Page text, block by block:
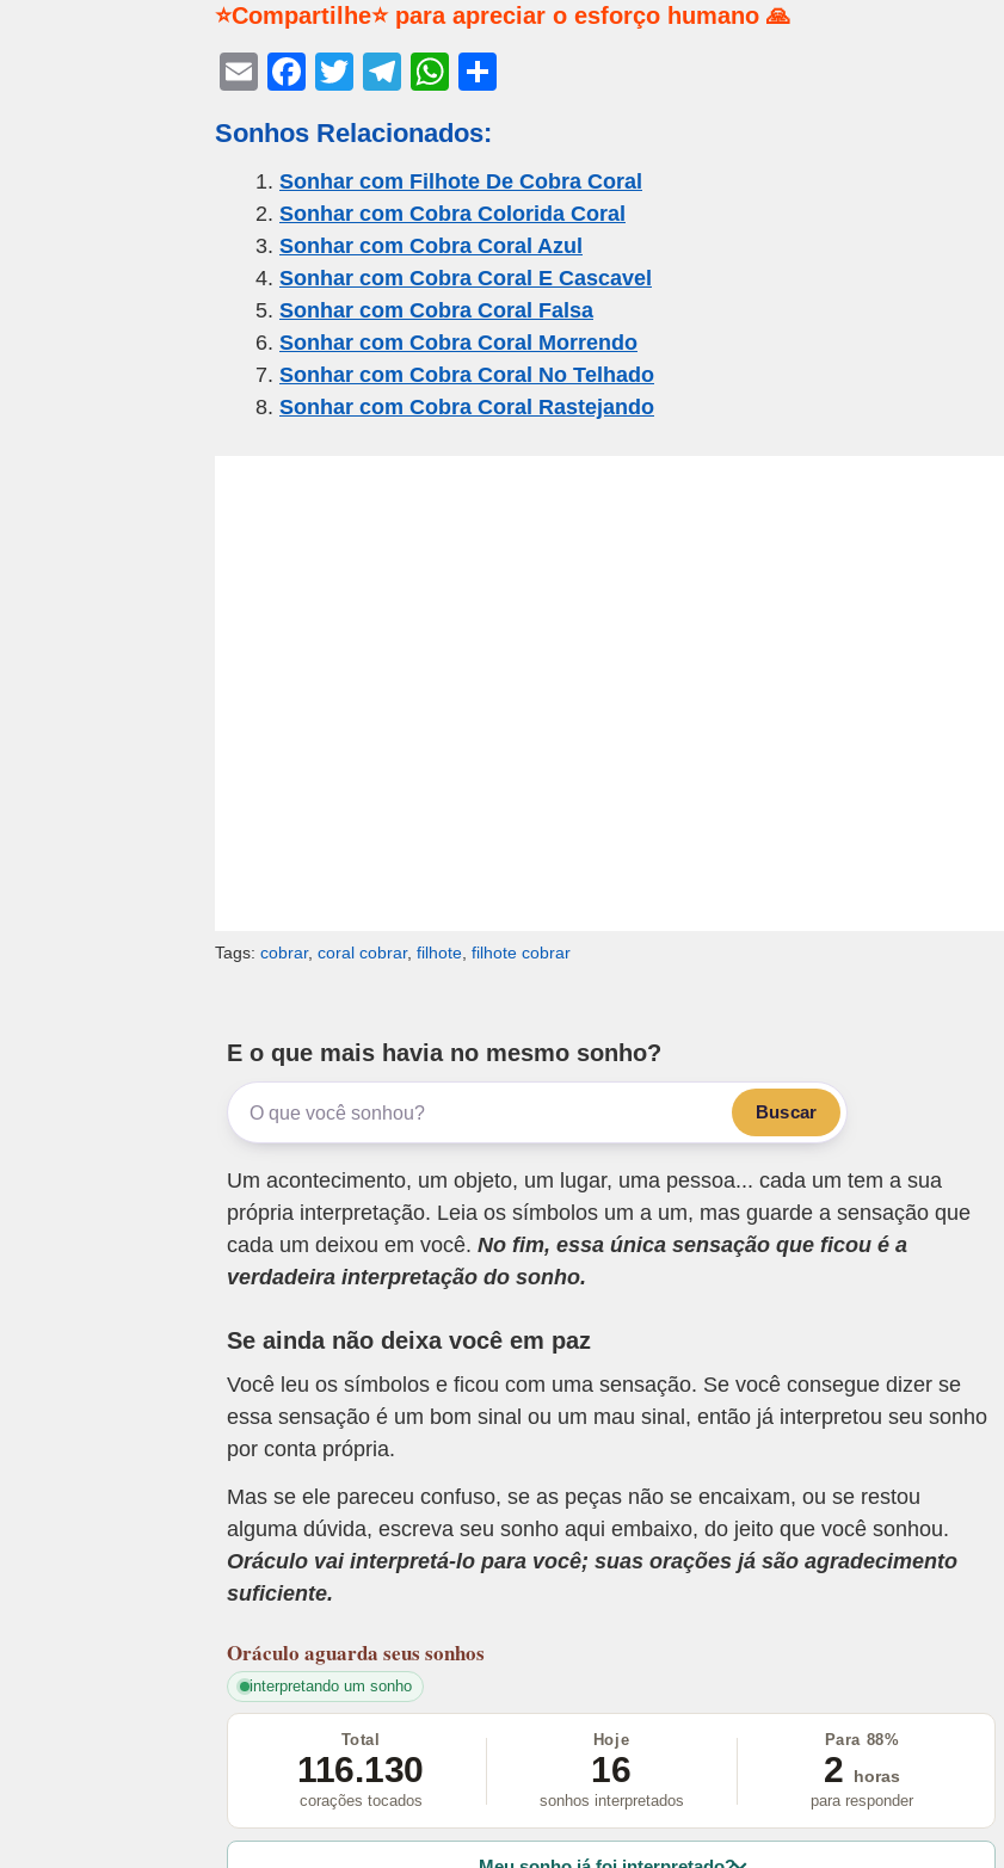
⭐Compartilhe⭐ para apreciar o esforço humano 🙏
E
ail
F
c
e
b
o
o
k
T
tt
er
T
e
gr
a
m
W
at
s
A
p
p
e
Sonhos Relacionados:
Sonhar com Filhote De Cobra Coral
Sonhar com Cobra Colorida Coral
Sonhar com Cobra Coral Azul
Sonhar com Cobra Coral E Cascavel
Sonhar com Cobra Coral Falsa
Sonhar com Cobra Coral Morrendo
Sonhar com Cobra Coral No Telhado
Sonhar com Cobra Coral Rastejando
Tags: cobrar, coral cobrar, filhote filhote cobrar
E o que mais havia no mesmo sonho?
Buscar
Um acontecimento, um objeto, um lugar, uma pessoa... cada um tem a sua
própria interpretação. Leia os símbolos um a um, mas guarde a sensação que
cada um deixou em você. No fim, essa única sensação que ficou é a
verdadeira interpretação do sonho.
Se ainda não deixa você em paz
Você leu os símbolos e ficou com uma sensação. Se você consegue dizer se
essa sensação é um bom sinal ou um mau sinal, então já interpretou seu sonho
por conta própria.
Mas se ele pareceu confuso, se as peças não se encaixam, ou se restou
alguma dúvida, escreva seu sonho aqui embaixo, do jeito que você sonhou.
Oráculo vai interpretá-lo para você; suas orações já são agradecimento
suficiente.
Oráculo aguarda seus sonhos
interpretando um sonho
Total
116.130
corações tocados
Hoje
16
sonhos interpretados
Para 88%
2
horas
para responder